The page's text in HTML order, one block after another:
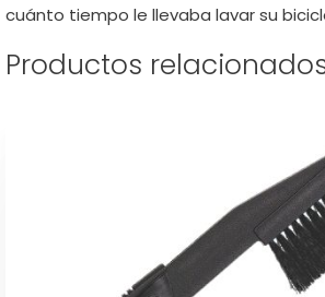
cuánto tiempo le llevaba lavar su
Productos